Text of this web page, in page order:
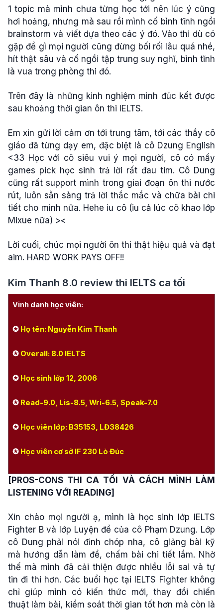
1 topic mà mình chưa từng học tới nên lúc ý cũng
hơi hoảng, nhưng mà sau rồi mình cố bình tĩnh ngồi
brainstorm và viết dựa theo các ý đó. Vào thi dù có
gặp đề gì mọi người cũng đừng bối rối lâu quá nhé,
hít thật sâu và cố ngồi tập trung suy nghĩ, bình tĩnh
là vua trong phòng thi đó.
Trên đây là những kinh nghiệm mình đúc kết được
sau khoảng thời gian ôn thi IELTS.
Em xin gửi lời cảm ơn tới trung tâm, tới các thầy cô
giáo đã từng dạy em, đặc biệt là cô Dzung English
<33 Học với cô siêu vui ý mọi người, cô có mấy
games pick học sinh trả lời rất đau tim. Cô Dung
cũng rất support mình trong giai đoạn ôn thi nước
rút, luôn sẵn sàng trả lời thắc mắc và chữa bài chi
tiết cho mình nữa. Hehe iu cô (iu cả lúc cô khao lớp
Mixue nữa) ><
Lời cuối, chúc mọi người ôn thi thật hiệu quả và đạt
aim. HARD WORK PAYS OFF!!
Kim Thanh 8.0 review thi IELTS ca tối
Vinh danh học viên:
✪ Họ tên: Nguyễn Kim Thanh
✪ Overall: 8.0 IELTS
✪ Học sinh lớp 12, 2006
✪ Read-9.0, Lis-8.5, Wri-6.5, Speak-7.0
✪ Học viên lớp: B35153, LĐ38426
✪ Học viên cơ sở IF 230 Lò Đúc
[PROS-CONS THI CA TỐI VÀ CÁCH MÌNH LÀM
LISTENING VỚI READING]
Xin chào mọi người ạ, mình là học sinh lớp IELTS
Fighter B và lớp Luyện đề của cô Phạm Dzung. Lớp
cô Dung phải nói đỉnh chóp nha, cô giảng bài kỹ
mà hướng dẫn làm đề, chấm bài chi tiết lắm. Nhờ
thế mà mình đã cải thiện được nhiều lỗi sai và tự
tin đi thi hơn. Các buổi học tại IELTS Fighter không
chỉ giúp mình có kiến thức mới, thay đổi chiến
thuật làm bài, kiểm soát thời gian tốt hơn mà còn là